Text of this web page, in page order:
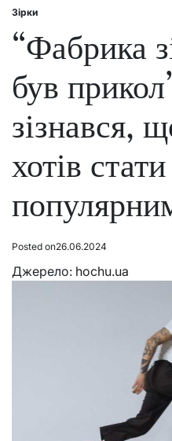
Posted
in
Зірки
“Фабрика
був
зізнався,
хотів стати
Posted on26.06.2024
Джерело: hochu.ua